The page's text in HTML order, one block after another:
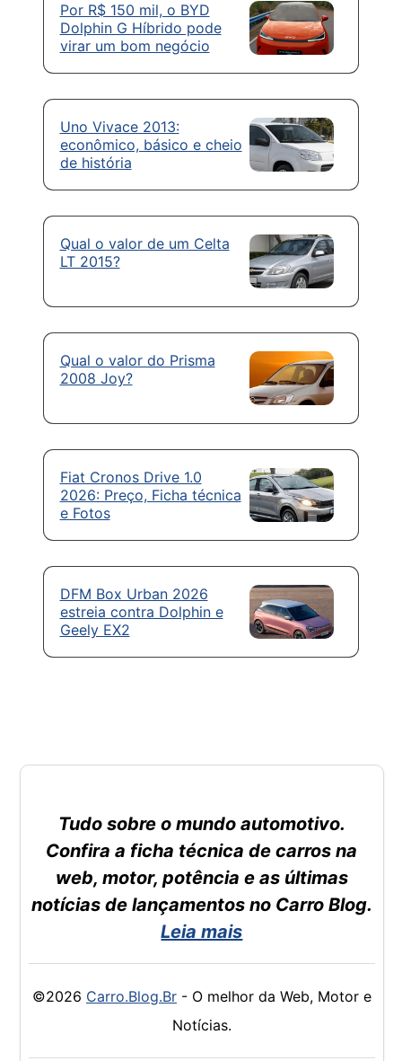
Por R$ 150 mil, o BYD
Dolphin G Híbrido pode
virar um bom negócio
Uno Vivace 2013:
econômico, básico e cheio
de história
Qual o valor de um Celta
LT 2015?
Qual o valor do Prisma
2008 Joy?
Fiat Cronos Drive 1.0
2026: Preço, Ficha técnica
e Fotos
DFM Box Urban 2026
estreia contra Dolphin e
Geely EX2
Tudo sobre o mundo automotivo.
Confira a ficha técnica de carros na
web, motor, potência e as últimas
notícias de lançamentos no Carro Blog.
Leia mais
©2026 Carro.Blog.Br- O melhor da Web, Motor e
Notícias.